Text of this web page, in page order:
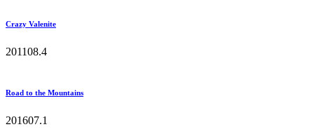
Crazy Valenite
201108.4
Road to the Mountains
201607.1